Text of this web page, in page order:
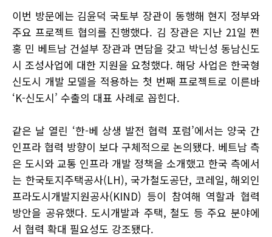
이번 방문에는 김윤덕 국토부 장관이 동행해 현지 정부와
주요 프로젝트 협의를 진행했다. 김 장관은 지난 21일 쩐
홍 민 베트남 건설부 장관과 면담을 갖고 박닌성 동남신도
시 조성사업에 대한 지원을 요청했다. 해당 사업은 한국형
신도시 개발 모델을 적용하는 첫 번째 프로젝트로 이른바
‘K-신도시’ 수출의 대표 사례로 꼽힌다.
같은 날 열린 ‘한-베 상생 발전 협력 포럼’에서는 양국 간
인프라 협력 방향이 보다 구체적으로 논의됐다. 베트남 측
은 도시와 교통 인프라 개발 정책을 소개했고 한국 측에서
는 한국토지주택공사(LH), 국가철도공단, 코레일, 해외인
프라도시개발지원공사(KIND) 등이 참여해 역할과 협력
방안을 공유했다. 도시개발과 주택, 철도 등 주요 분야에
서 협력 확대 필요성도 강조됐다.